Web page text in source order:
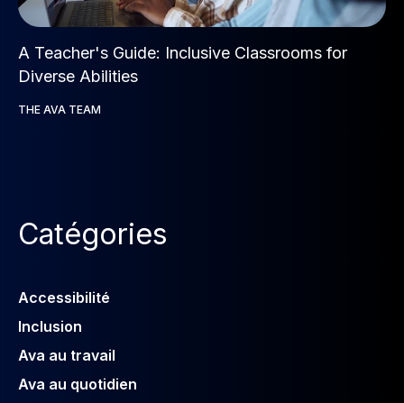
A Teacher's Guide: Inclusive Classrooms for
Diverse Abilities
THE AVA TEAM
Catégories
Accessibilité
Inclusion
Ava au travail
Ava au quotidien